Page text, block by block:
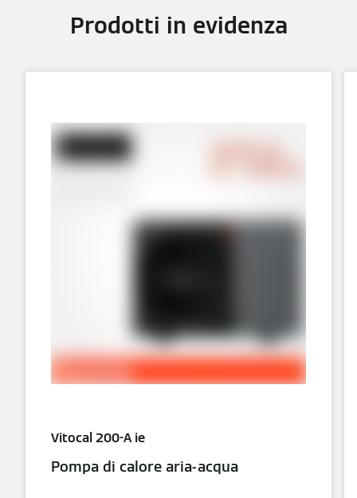
Prodotti in evidenza
Vitocal 200-A ie
Pompa di calore aria-acqua